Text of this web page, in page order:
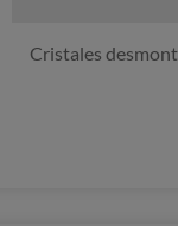
Cristales